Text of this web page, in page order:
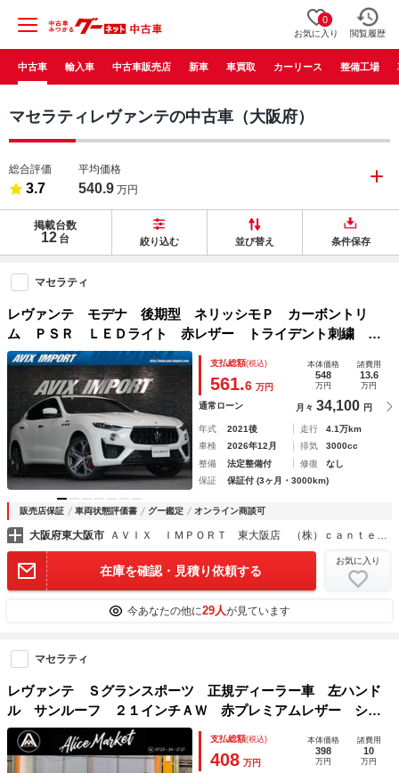
0
お気に入り 閲覧履歴
中古車 輸入車 中古車販売店 新車 車買取 カーリース 整備工場
マセラティレヴァンテの中古車（大阪府）
総合評価
3.7
平均価格
540.9 万円
掲載台数
12 台 絞り込む 並び替え 条件保存
マセラティ
レヴァンテ モデナ 後期型 ネリッシモＰ カーボントリ
ム ＰＳＲ ＬＥＤライト 赤レザー トライデント刺繍 ｈ
ａｒｍａｎ Ｋａｒｄｏｎサラウンド 純正ナビ ＣａｒＰｌ
ａｙ 地Ｄ ３６０°カメ ヘリオス２１ＡＷ 禁煙 Ｄ車
支払総額(税込)
561.6 万円
本体価格
548
万円
諸費用
13.6
万円
通常ローン 月々 34,100 円
年式 2021後 走行
4.1万km
車検
2026年12月 排気
3000cc
整備
法定整備付 修復
なし
保証
保証付 (3ヶ月・3000km)
販売店保証 車両状態評価書 グー鑑定 オンライン商談可
大阪府東大阪市 ＡＶＩＸ ＩＭＰＯＲＴ 東大阪店 （株）ｃａｎｔｅｒａ
在庫を確認・見積り依頼する
お気に入り
今あなたの他に29人が見ています
マセラティ
レヴァンテ Ｓグランスポーツ 正規ディーラー車 左ハンド
ル サンルーフ ２１インチＡＷ 赤プレミアムレザー シー
トヒーター Ｂｌｕｅｔｏｏｔｈ 純正ナビＴＶカメラ ドラ
レコ ＥＴＣ 可変バルブ 全周囲カメラ
支払総額(税込)
408 万円
本体価格
398
万円
諸費用
10
万円